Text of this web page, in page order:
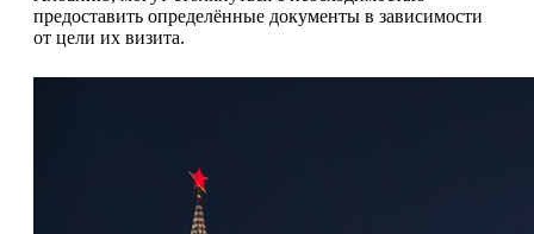
предоставить определённые документы в зависимости
от цели их визита.